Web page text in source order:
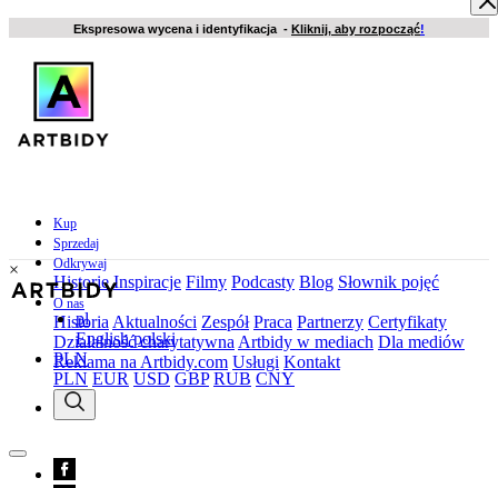
Ekspresowa wycena i identyfikacja - Kliknij, aby rozpocząć!
Kup
Sprzedaj
Odkrywaj
Historie Inspiracje Filmy Podcasty Blog Słownik pojęć
O nas
Historia Aktualności Zespół Praca Partnerzy Certyfikaty
Działalność charytatywna Artbidy w mediach Dla mediów
Reklama na Artbidy.com Usługi Kontakt
×
pl
Englishpolski
PLN
PLN EUR USD GBP RUB CNY